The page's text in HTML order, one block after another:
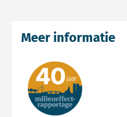
Meer informatie